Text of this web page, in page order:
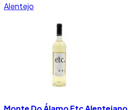
Alentejo